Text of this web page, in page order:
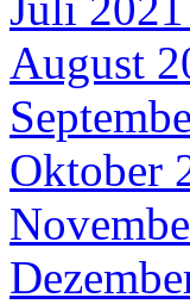
August
Oktober